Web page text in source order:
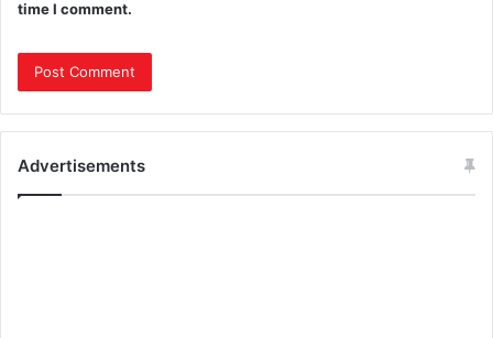
time I comment.
Advertisements